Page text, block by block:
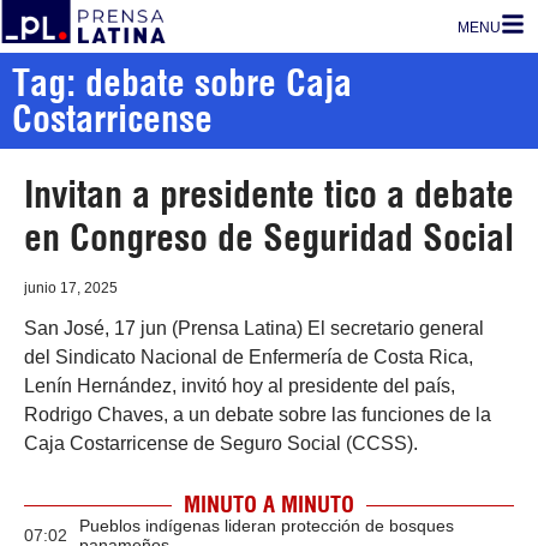
MENU
Tag: debate sobre Caja
Costarricense
Invitan a presidente tico a debate
en Congreso de Seguridad Social
junio 17, 2025
San José, 17 jun (Prensa Latina) El secretario general
del Sindicato Nacional de Enfermería de Costa Rica,
Lenín Hernández, invitó hoy al presidente del país,
Rodrigo Chaves, a un debate sobre las funciones de la
Caja Costarricense de Seguro Social (CCSS).
MINUTO A MINUTO
07:02
Pueblos indígenas lideran protección de bosques